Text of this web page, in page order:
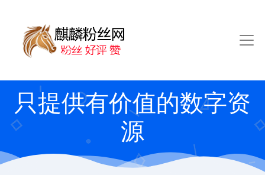
只提供有价值的数字资
源